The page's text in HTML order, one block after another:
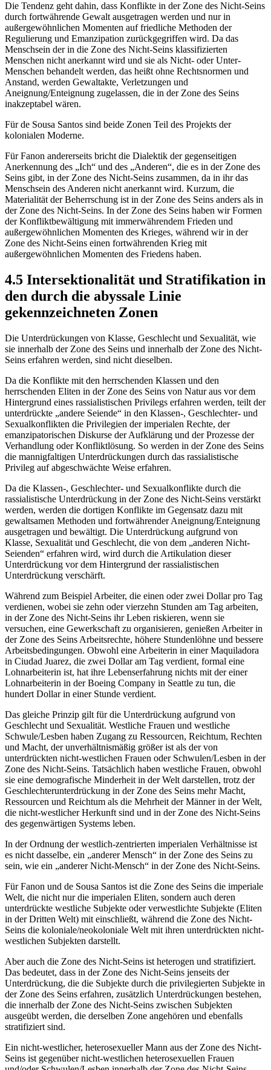
Die Tendenz geht dahin, dass Konflikte in der Zone des Nicht-Seins
durch fortwährende Gewalt ausgetragen werden und nur in
außergewöhnlichen Momenten auf friedliche Methoden der
Regulierung und Emanzipation zurückgegriffen wird. Da das
Menschsein der in die Zone des Nicht-Seins klassifizierten
Menschen nicht anerkannt wird und sie als Nicht- oder Unter-
Menschen behandelt werden, das heißt ohne Rechtsnormen und
Anstand, werden Gewaltakte, Verletzungen und
Aneignung/Enteignung zugelassen, die in der Zone des Seins
inakzeptabel wären.
Für de Sousa Santos sind beide Zonen Teil des Projekts der
kolonialen Moderne.
Für Fanon andererseits bricht die Dialektik der gegenseitigen
Anerkennung des „Ich“ und des „Anderen“, die es in der Zone des
Seins gibt, in der Zone des Nicht-Seins zusammen, da in ihr das
Menschsein des Anderen nicht anerkannt wird. Kurzum, die
Materialität der Beherrschung ist in der Zone des Seins anders als in
der Zone des Nicht-Seins. In der Zone des Seins haben wir Formen
der Konfliktbewältigung mit immerwährendem Frieden und
außergewöhnlichen Momenten des Krieges, während wir in der
Zone des Nicht-Seins einen fortwährenden Krieg mit
außergewöhnlichen Momenten des Friedens haben.
4.5 Intersektionalität und Stratifikation in
den durch die abyssale Linie
gekennzeichneten Zonen
Die Unterdrückungen von Klasse, Geschlecht und Sexualität, wie
sie innerhalb der Zone des Seins und innerhalb der Zone des Nicht-
Seins erfahren werden, sind nicht dieselben.
Da die Konflikte mit den herrschenden Klassen und den
herrschenden Eliten in der Zone des Seins von Natur aus vor dem
Hintergrund eines rassialistischen Privilegs erfahren werden, teilt der
unterdrückte „andere Seiende“ in den Klassen-, Geschlechter- und
Sexualkonflikten die Privilegien der imperialen Rechte, der
emanzipatorischen Diskurse der Aufklärung und der Prozesse der
Verhandlung oder Konfliktlösung. So werden in der Zone des Seins
die mannigfaltigen Unterdrückungen durch das rassialistische
Privileg auf abgeschwächte Weise erfahren.
Da die Klassen-, Geschlechter- und Sexualkonflikte durch die
rassialistische Unterdrückung in der Zone des Nicht-Seins verstärkt
werden, werden die dortigen Konflikte im Gegensatz dazu mit
gewaltsamen Methoden und fortwährender Aneignung/Enteignung
ausgetragen und bewältigt. Die Unterdrückung aufgrund von
Klasse, Sexualität und Geschlecht, die von dem „anderen Nicht-
Seienden“ erfahren wird, wird durch die Artikulation dieser
Unterdrückung vor dem Hintergrund der rassialistischen
Unterdrückung verschärft.
Während zum Beispiel Arbeiter, die einen oder zwei Dollar pro Tag
verdienen, wobei sie zehn oder vierzehn Stunden am Tag arbeiten,
in der Zone des Nicht-Seins ihr Leben riskieren, wenn sie
versuchen, eine Gewerkschaft zu organisieren, genießen Arbeiter in
der Zone des Seins Arbeitsrechte, höhere Stundenlöhne und bessere
Arbeitsbedingungen. Obwohl eine Arbeiterin in einer Maquiladora
in Ciudad Juarez, die zwei Dollar am Tag verdient, formal eine
Lohnarbeiterin ist, hat ihre Lebenserfahrung nichts mit der einer
Lohnarbeiterin in der Boeing Company in Seattle zu tun, die
hundert Dollar in einer Stunde verdient.
Das gleiche Prinzip gilt für die Unterdrückung aufgrund von
Geschlecht und Sexualität. Westliche Frauen und westliche
Schwule/Lesben haben Zugang zu Ressourcen, Reichtum, Rechten
und Macht, der unverhältnismäßig größer ist als der von
unterdrückten nicht-westlichen Frauen oder Schwulen/Lesben in der
Zone des Nicht-Seins. Tatsächlich haben westliche Frauen, obwohl
sie eine demografische Minderheit in der Welt darstellen, trotz der
Geschlechterunterdrückung in der Zone des Seins mehr Macht,
Ressourcen und Reichtum als die Mehrheit der Männer in der Welt,
die nicht-westlicher Herkunft sind und in der Zone des Nicht-Seins
des gegenwärtigen Systems leben.
In der Ordnung der westlich-zentrierten imperialen Verhältnisse ist
es nicht dasselbe, ein „anderer Mensch“ in der Zone des Seins zu
sein, wie ein „anderer Nicht-Mensch“ in der Zone des Nicht-Seins.
Für Fanon und de Sousa Santos ist die Zone des Seins die imperiale
Welt, die nicht nur die imperialen Eliten, sondern auch deren
unterdrückte westliche Subjekte oder verwestlichte Subjekte (Eliten
in der Dritten Welt) mit einschließt, während die Zone des Nicht-
Seins die koloniale/neokoloniale Welt mit ihren unterdrückten nicht-
westlichen Subjekten darstellt.
Aber auch die Zone des Nicht-Seins ist heterogen und stratifiziert.
Das bedeutet, dass in der Zone des Nicht-Seins jenseits der
Unterdrückung, die die Subjekte durch die privilegierten Subjekte in
der Zone des Seins erfahren, zusätzlich Unterdrückungen bestehen,
die innerhalb der Zone des Nicht-Seins zwischen Subjekten
ausgeübt werden, die derselben Zone angehören und ebenfalls
stratifiziert sind.
Ein nicht-westlicher, heterosexueller Mann aus der Zone des Nicht-
Seins ist gegenüber nicht-westlichen heterosexuellen Frauen